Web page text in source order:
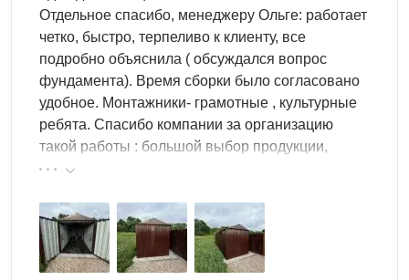
Отдельное спасибо, менеджеру Ольге: работает
четко, быстро, терпеливо к клиенту, все
подробно объяснила ( обсуждался вопрос
фундамента). Время сборки было согласовано
удобное. Монтажники- грамотные , культурные
ребята. Спасибо компании за организацию
такой работы : большой выбор продукции,
реальные цены.